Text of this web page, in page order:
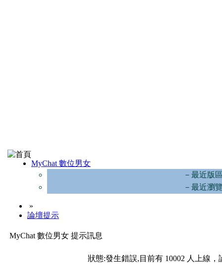
MyChat 數位男女
－最近版
－最近瀏
»
論壇提示
MyChat 數位男女 提示訊息
狀態:發生錯誤,目前有 10002 人上線